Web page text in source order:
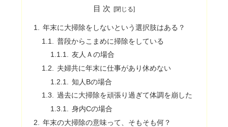
目 次
年末に大掃除をしないという選択肢はある？
普段からこまめに掃除をしている
友人Ａの場合
夫婦共に年末に仕事があり休めない
知人Bの場合
過去に大掃除を頑張り過ぎて体調を崩した
身内Cの場合
年末の大掃除の意味って、そもそも何？